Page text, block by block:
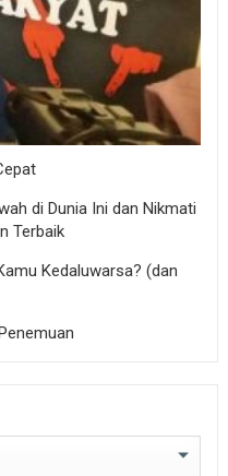
di Dunia Ini dan Nikmati
Terbaik
Kedaluwarsa? (dan